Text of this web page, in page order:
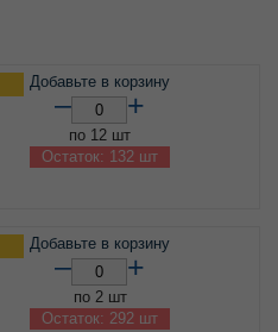
Добавьте в корзину
– +
по 12 шт
Остаток: 132 шт
Добавьте в корзину
– +
по 2 шт
Остаток: 292 шт